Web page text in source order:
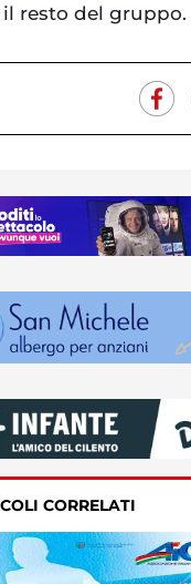
resto del gruppo.
CORRELATI